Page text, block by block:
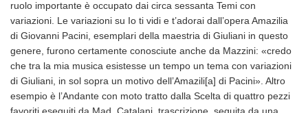
ruolo importante è occupato dai circa sessanta Temi con
variazioni. Le variazioni su Io ti vidi e t’adorai dall’opera Amazilia
di Giovanni Pacini, esemplari della maestria di Giuliani in questo
genere, furono certamente conosciute anche da Mazzini: «credo
che tra la mia musica esistesse un tempo un tema con variazioni
di Giuliani, in sol sopra un motivo dell’Amazili[a] di Pacini». Altro
esempio è l’Andante con moto tratto dalla Scelta di quattro pezzi
favoriti esequiti da Mad. Catalani, trascrizione, seguita da una